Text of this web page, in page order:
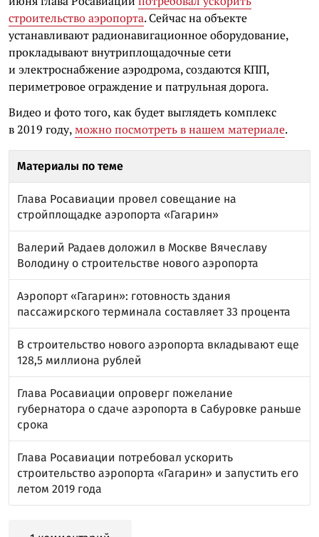
строительство аэропорта. Сейчас на объекте
устанавливают радионавигационное оборудование,
прокладывают внутриплощадочные сети
и электроснабжение аэродрома, создаются КПП,
периметровое ограждение и патрульная дорога.
Видео и фото того, как будет выглядеть комплекс
в 2019 году,можно посмотреть в нашем материале.
Материалы по теме
Глава Росавиации провел совещание на
стройплощадке аэропорта «Гагарин»
Валерий Радаев доложил в Москве Вячеславу
Володину о строительстве нового аэропорта
Аэропорт «Гагарин»: готовность здания
пассажирского терминала составляет 33 процента
В строительство нового аэропорта вкладывают еще
128,5 миллиона рублей
Глава Росавиации опроверг пожелание
губернатора о сдаче аэропорта в Сабуровке раньше
срока
Глава Росавиации потребовал ускорить
строительство аэропорта «Гагарин» и запустить его
летом 2019 года